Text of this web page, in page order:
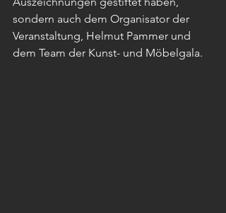
sondern auch dem Organisator der
Veranstaltung, Helmut Pammer und
dem Team der Kunst- und Möbelgala.